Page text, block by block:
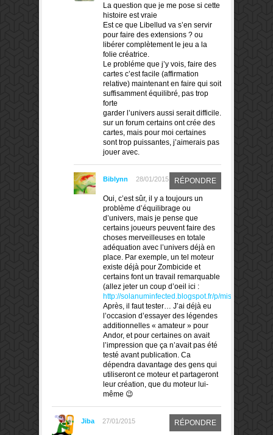
La question que je me pose si cette
histoire est vraie
Est ce que Libellud va s’en servir
pour faire des extensions ? ou
libérer complètement le jeu a la
folie créatrice.
Le probléme que j’y vois, faire des
cartes c’est facile (affirmation
relative) maintenant en faire qui soit
suffisamment équilibré, pas trop
forte
garder l’univers aussi serait difficile.
sur un forum certains ont crée des
cartes, mais pour moi certaines
sont trop puissantes, j’aimerais pas
jouer avec.
Biblynn 28/01/2015 RÉPONDRE
Oui, c’est sûr, il y a toujours un
problème d’équilibrage ou
d’univers, mais je pense que
certains joueurs peuvent faire des
choses merveilleuses en totale
adéquation avec l’univers déjà en
place. Par exemple, un tel moteur
existe déjà pour Zombicide et
certains font un travail remarquable
(allez jeter un coup d’oeil ici :
http://solanuminfected.blogspot.fr/p/missions.html
Après, il faut tester… J’ai déjà eu
l’occasion d’essayer des légendes
additionnelles « amateur » pour
Andor, et pour certaines on avait
l’impression que ça n’avait pas été
testé avant publication. Ca
dépendra davantage des gens qui
utiliseront ce moteur et partageront
leur création, que du moteur lui-
même 😉
Jiba 27/01/2015 RÉPONDRE